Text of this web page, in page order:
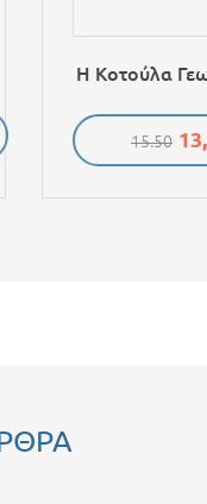
Η Κοτούλα
15.50